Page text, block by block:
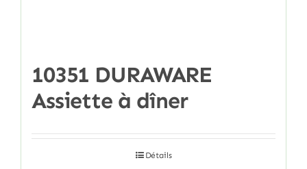
10351 DURAWARE
Assiette à dîner
Détails